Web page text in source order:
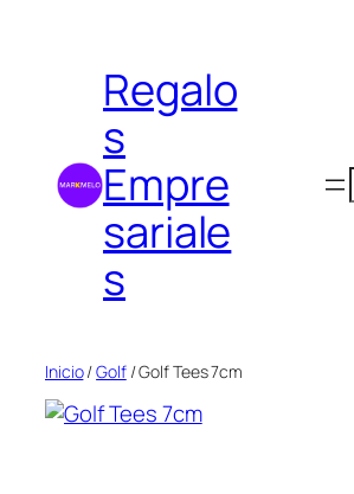
contenidoRegalo
s
Empre
sariale
s
Inicio/Golf/ Golf Tees 7cm